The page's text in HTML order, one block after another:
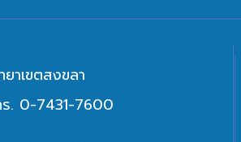
ยาเขตสงขลา
ร. 0-7431-7600